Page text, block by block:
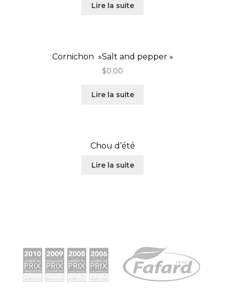
Lire la suite
Cornichon »Salt and pepper »
$0.00
Lire la suite
Chou d’été
Lire la suite